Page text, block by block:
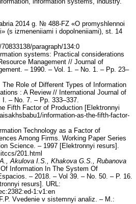
2014 g. № 488-FZ «O promyshlennoi
(s izmeneniiami i dopolneniiami), st. 14
paragraph/134:0
systems: Practical considerations
Management // Journal of
– 1990. – Vol. 1. – No. 1. – Pp. 23–
The Role of Different Types of Information
: A Review // International Journal of
– No. 7. – Pp. 333–337.
Fifth Factor of Production [Elektronnyi
information-as-the-fifth-factor-
Technology as a Factor of
Among Firms. Working Paper Series
Science. – 1997 [Elektronnyi resurs].
201.html
Akulova I.S., Khakova G.S., Rubanova
Information In The System Of
– 2018. – Vol 39. – No. 50. – P. 16.
resurs]. URL:
1:v1:en
Vvedenie v sistemnyi analiz. – M.: